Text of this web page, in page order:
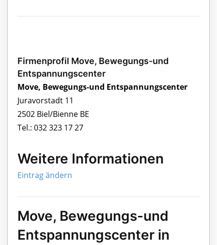
Firmenprofil Move, Bewegungs-und
Entspannungscenter
Move, Bewegungs-und Entspannungscenter
Juravorstadt 11
2502 Biel/Bienne BE
Tel.: 032 323 17 27
Weitere Informationen
Eintrag ändern
Move, Bewegungs-und
Entspannungscenter in